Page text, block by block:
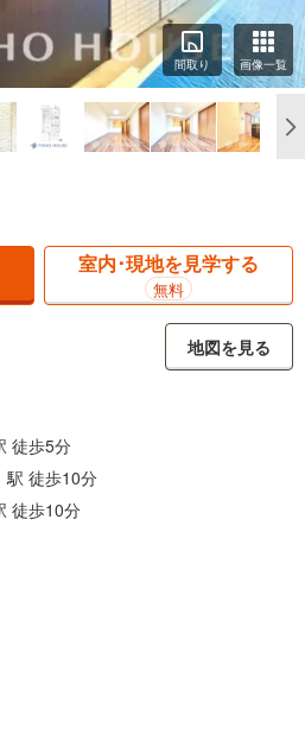
間取り 画像一覧
室内･現地を見学する
無料
地図を見る
徒歩5分
駅 徒歩10分
徒歩10分